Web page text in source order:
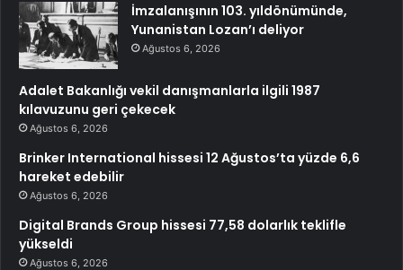
İmzalanışının 103. yıldönümünde,
Yunanistan Lozan’ı deliyor
Ağustos 6, 2026
Adalet Bakanlığı vekil danışmanlarla ilgili 1987
kılavuzunu geri çekecek
Ağustos 6, 2026
Brinker International hissesi 12 Ağustos’ta yüzde 6,6
hareket edebilir
Ağustos 6, 2026
Digital Brands Group hissesi 77,58 dolarlık teklifle
yükseldi
Ağustos 6, 2026